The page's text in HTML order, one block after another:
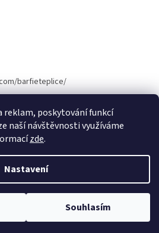
reklam, poskytování funkcí
naší návštěvnosti využíváme
zde.
Nastavení
Souhlasím
barfieteplice/
práva vyhrazena.Upravit nastavení